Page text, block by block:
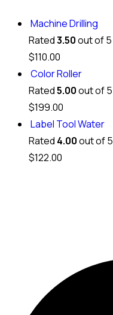
Machine Drilling
Rated3.50out of 5
$110.00
Color Roller
Rated5.00out of 5
$199.00
Label Tool Water
Rated 4.00out of 5
$122.00